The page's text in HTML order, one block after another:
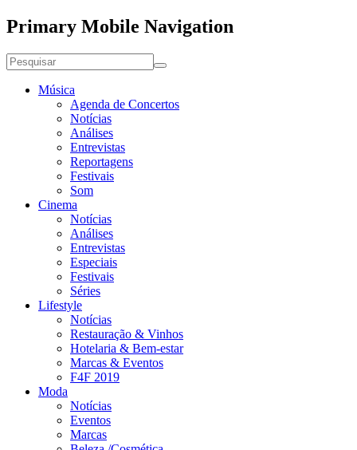
Primary Mobile Navigation
Música
Agenda de Concertos
Notícias
Análises
Entrevistas
Reportagens
Festivais
Som
Cinema
Notícias
Análises
Entrevistas
Especiais
Festivais
Séries
Lifestyle
Notícias
Restauração & Vinhos
Hotelaria & Bem-estar
Marcas & Eventos
F4F 2019
Moda
Notícias
Eventos
Marcas